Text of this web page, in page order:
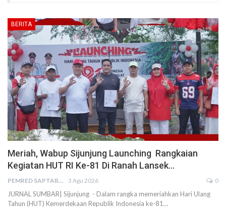
BERITA
Meriah, Wabup Sijunjung Launching Rangkaian
Kegiatan HUT RI Ke-81 Di Ranah Lansek…
PEMRED SAPTARIUS 3 Agu 2026 0
JURNAL SUMBAR| Sijunjung - Dalam rangka memeriahkan Hari Ulang
Tahun (HUT) Kemerdekaan Republik Indonesia ke-81…